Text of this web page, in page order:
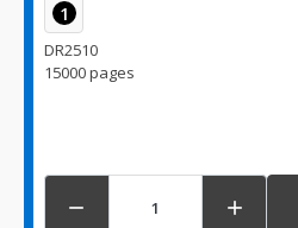
1
DR2510
15000 pages
 